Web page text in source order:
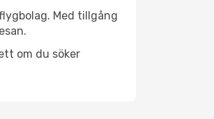
Med tillgång
om du söker